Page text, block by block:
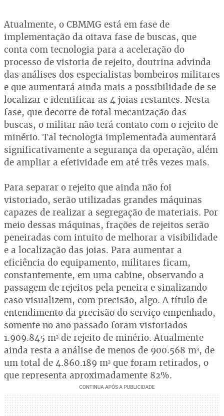
Atualmente, o CBMMG está em fase de
implementação da oitava fase de buscas, que
conta com tecnologia para a aceleração do
processo de vistoria de rejeito, doutrina advinda
das análises dos especialistas bombeiros militares
e que aumentará ainda mais a possibilidade de se
localizar e identificar as 4 joias restantes. Nesta
fase, que decorre de total mecanização das
buscas, o militar não terá contato com o rejeito de
minério. Tal tecnologia implementada aumentará
significativamente a segurança da operação, além
de ampliar a efetividade em até três vezes mais.
Para separar o rejeito que ainda não foi
vistoriado, serão utilizadas grandes máquinas
capazes de realizar a segregação de materiais. Por
meio dessas máquinas, frações de rejeitos serão
peneiradas com intuito de melhorar a visibilidade
e a localização das joias. Para aumentar a
eficiência do equipamento, militares ficam,
constantemente, em uma cabine, observando a
passagem de rejeitos pela peneira e sinalizando
caso visualizem, com precisão, algo. A título de
entendimento da precisão do serviço empenhado,
somente no ano passado foram vistoriados
1.909.845 m³ de rejeito de minério. Atualmente
ainda resta a análise de menos de 900.568 m³, de
um total de 4.860.189 m³ que foram retirados, o
que representa aproximadamente 82%.